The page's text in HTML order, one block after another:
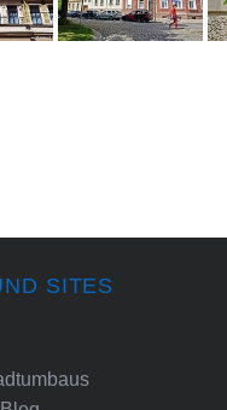
SITES